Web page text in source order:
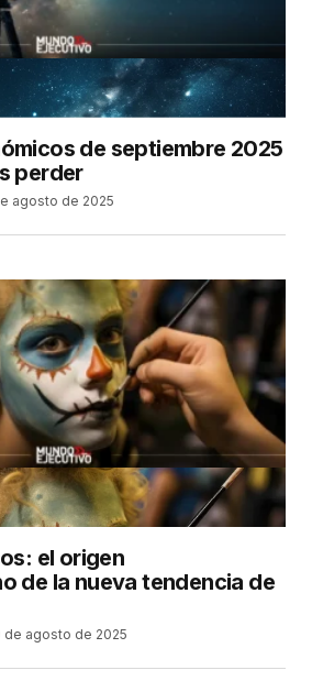
de septiembre 2025
perder
agosto de 2025
el origen
de la nueva tendencia de
de agosto de 2025